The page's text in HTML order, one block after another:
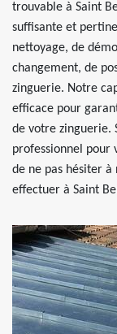
trouvable à Saint
suffisante et
nettoyage, de
changement, de
zinguerie. Notre
efficace pour
de votre zinguerie.
professionnel pour
de ne pas hésiter
effectuer à Saint